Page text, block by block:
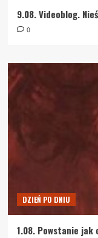
9.08. Videoblog.
0
DZIEŃ PO DNIU
1.08. Powstanie jak